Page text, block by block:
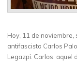
Hoy, 11 de
antifascista Carlos
Legazpi. Carlos, aquel